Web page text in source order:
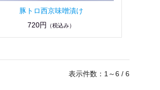
豚トロ西京味噌漬け
720円
（税込み）
表示件数：1～6 / 6